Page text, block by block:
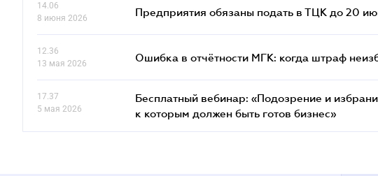
14.06
8 июня 2026
Предприятия обязаны подать в ТЦК до 20
12.36
13 мая 2026
Ошибка в отчётности МГК: когда штраф
17.37
5 мая 2026
Бесплатный вебинар: «Подозрение и
к которым должен быть готов бизнес»